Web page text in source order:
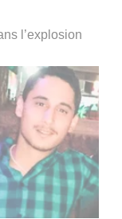
l’explosion